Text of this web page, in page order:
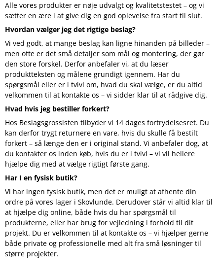
Alle vores produkter er nøje udvalgt og kvalitetstestet – og vi
sætter en ære i at give dig en god oplevelse fra start til slut.
Hvordan vælger jeg det rigtige beslag?
Vi ved godt, at mange beslag kan ligne hinanden på billeder –
men ofte er det små detaljer som mål og montering, der gør
den store forskel. Derfor anbefaler vi, at du læser
produktteksten og målene grundigt igennem. Har du
spørgsmål eller er i tvivl om, hvad du skal vælge, er du altid
velkommen til at kontakte os – vi sidder klar til at rådgive dig.
Hvad hvis jeg bestiller forkert?
Hos Beslagsgrossisten tilbyder vi 14 dages fortrydelsesret. Du
kan derfor trygt returnere en vare, hvis du skulle få bestilt
forkert – så længe den er i original stand. Vi anbefaler dog, at
du kontakter os inden køb, hvis du er i tvivl – vi vil hellere
hjælpe dig med at vælge rigtigt første gang.
Har I en fysisk butik?
Vi har ingen fysisk butik, men det er muligt at afhente din
ordre på vores lager i Skovlunde. Derudover står vi altid klar til
at hjælpe dig online, både hvis du har spørgsmål til
produkterne, eller har brug for vejledning i forhold til dit
projekt. Du er velkommen til at kontakte os – vi hjælper gerne
både private og professionelle med alt fra små løsninger til
større projekter.